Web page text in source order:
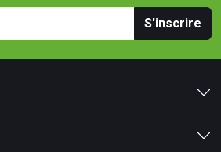
S'inscrire